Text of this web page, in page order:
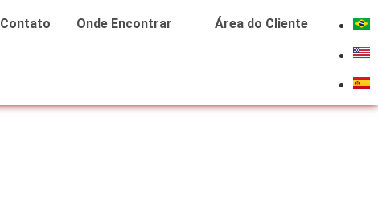
Contato Onde Encontrar Área do Cliente